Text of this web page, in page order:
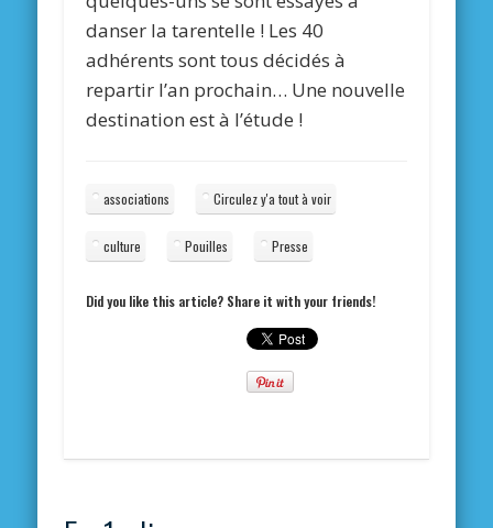
danser la tarentelle ! Les 40
adhérents sont tous décidés à
repartir l’an prochain… Une nouvelle
destination est à l’étude !
associations Circulez y'a tout à voir
culture Pouilles Presse
Did you like this article? Share it with your friends!